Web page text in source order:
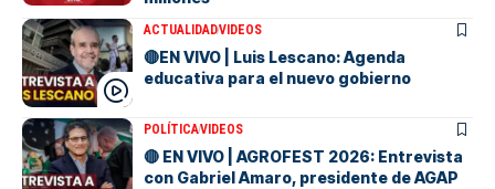
ACTUALIDADVIDEOS
🔴EN VIVO | Luis Lescano: Agenda
educativa para el nuevo gobierno
POLÍTICAVIDEOS
🔴 EN VIVO | AGROFEST 2026: Entrevista
con Gabriel Amaro, presidente de AGAP